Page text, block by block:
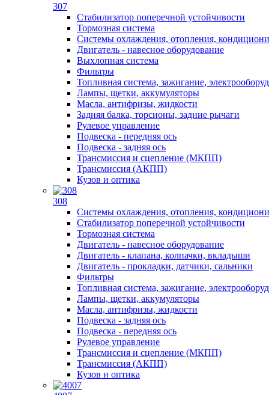
307
Стабилизатор поперечной устойчивости
Тормозная система
Системы охлаждения, отопления,
Двигатель - навесное оборудование
Выхлопная система
Фильтры
Топливная система, зажигание,
Лампы, щетки, аккумуляторы
Масла, антифризы, жидкости
Задняя балка, торсионы, задние рычаги
Рулевое управление
Подвеска - передняя ось
Подвеска - задняя ось
Трансмиссия и сцепление (МКПП)
Трансмиссия (АКПП)
Кузов и оптика
308
Системы охлаждения, отопления,
Стабилизатор поперечной устойчивости
Тормозная система
Двигатель - навесное оборудование
Двигатель - клапана, колпачки, вкладыши
Двигатель - прокладки, датчики, сальники
Фильтры
Топливная система, зажигание,
Лампы, щетки, аккумуляторы
Масла, антифризы, жидкости
Подвеска - задняя ось
Подвеска - передняя ось
Рулевое управление
Трансмиссия и сцепление (МКПП)
Трансмиссия (АКПП)
Кузов и оптика